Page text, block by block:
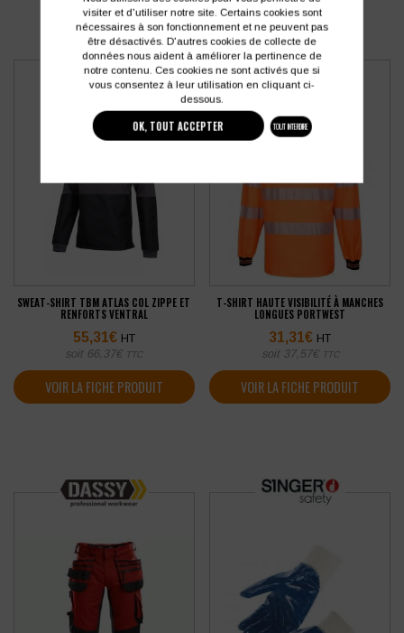
SWEAT-SHIRT TBM ATLAS COL ZIPPE ET
RENFORTS VENTRAL
55,31€ HT
soit 66,37€ TTC
VOIR LA FICHE PRODUIT
T-SHIRT HAUTE VISIBILITÉ À MANCHES
LONGUES PORTWEST
31,31€ HT
soit 37,57€ TTC
VOIR LA FICHE PRODUIT
visiter et d'utiliser notre site. Certains cookies sont
nécessaires à son fonctionnement et ne peuvent pas
être désactivés. D'autres cookies de collecte de
données nous aident à améliorer la pertinence de
notre contenu. Ces cookies ne sont activés que si
vous consentez à leur utilisation en cliquant ci-
dessous.
OK, TOUT ACCEPTER TOUT INTERDIRE